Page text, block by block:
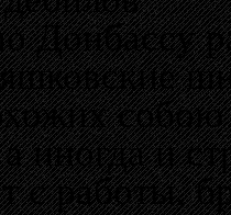
Донбассу
собою
иногда и
с работы,